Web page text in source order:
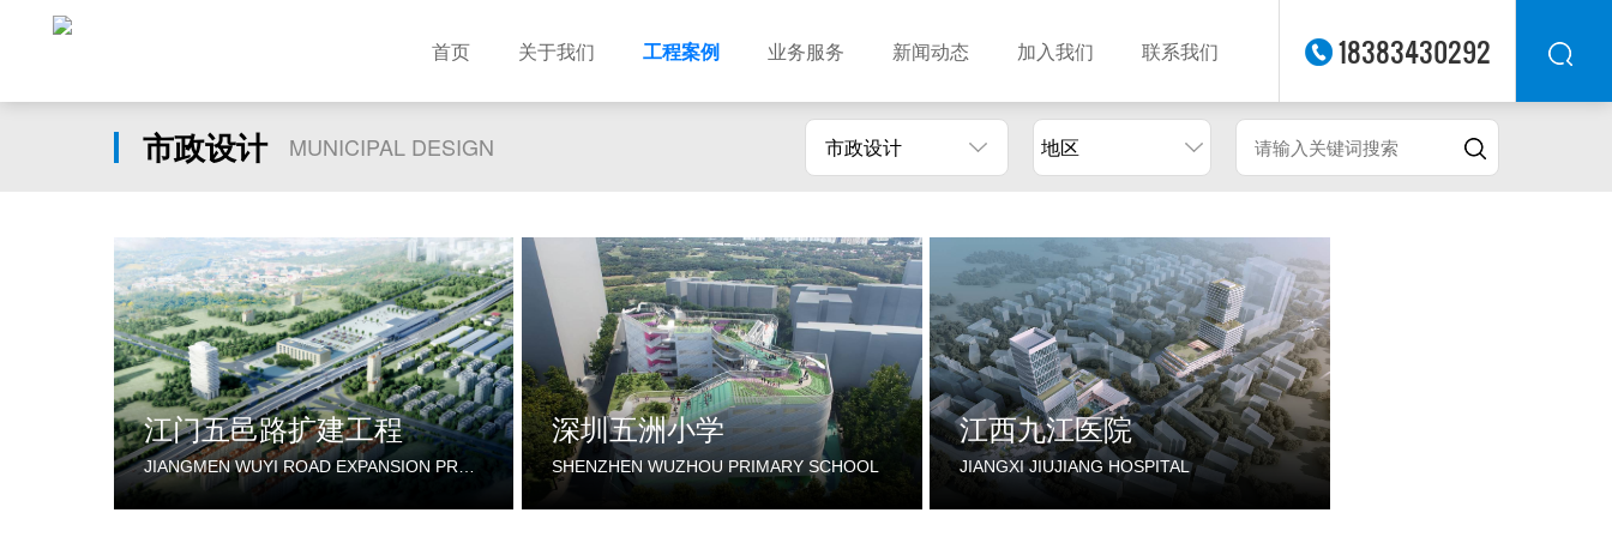
首页 关于我们 工程案例
市政设计
水利设计
风景园林
土地规划
城乡规划
工程测绘
工程咨询
工程造价
华东
华中
西南
西北
东南
业务服务 新闻动态 加入我们 联系我们 18383430292
市政设计 MUNICIPAL DESIGN 市政设计 地区
江门五邑路扩建工程 深圳五洲小学
SHENZHEN WUZHOU PRIMARY SCHOOL
江西九江医院
JIANGXI JIUJIANG HOSPITAL